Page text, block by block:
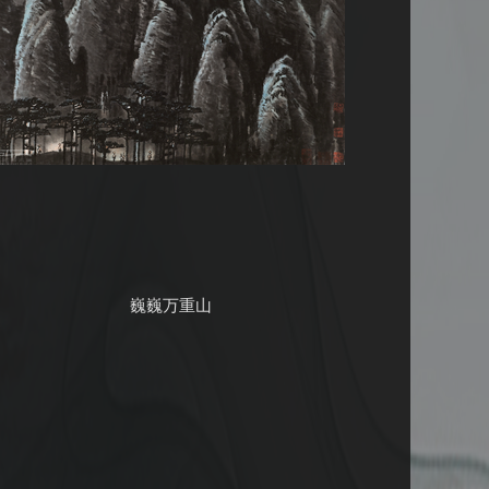
巍巍万重山